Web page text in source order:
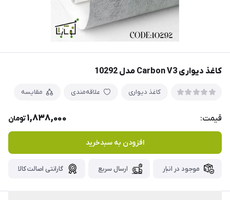
کاغذ دیواری Carbon V3 مدل 10292
کاغذ دیواری علاقه‌مندی مقایسه
قیمت: 1,838,000تومان
افزودن به سبدخرید
موجود در انبار ارسال سریع گارانتی اصالت کالا